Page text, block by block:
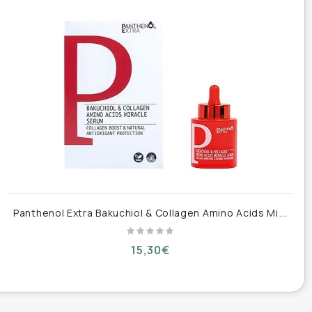
P
anthenol Extra Bakuchiol & Collagen Amino Acids Miracle Αντιγηραντικό Serum Προσώπου με Bakuchiol & Κολλαγόνο 30ml
15,30€